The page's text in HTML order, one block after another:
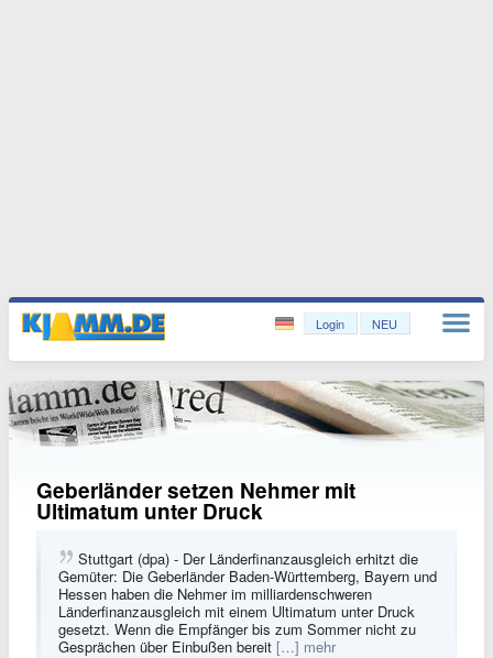
Login NEU
Geberländer setzen Nehmer mit
Ultimatum unter Druck
Stuttgart (dpa) - Der Länderfinanzausgleich erhitzt die
Gemüter: Die Geberländer Baden-Württemberg, Bayern und
Hessen haben die Nehmer im milliardenschweren
Länderfinanzausgleich mit einem Ultimatum unter Druck
gesetzt. Wenn die Empfänger bis zum Sommer nicht zu
Gesprächen über Einbußen bereit […] mehr